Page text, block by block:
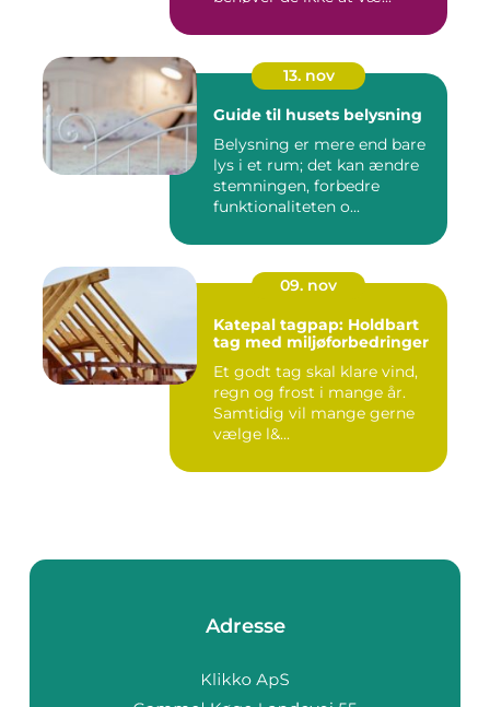
13. nov
Guide til husets belysning
Belysning er mere end bare
lys i et rum; det kan ændre
stemningen, forbedre
funktionaliteten o...
09. nov
Katepal tagpap: Holdbart
tag med miljøforbedringer
Et godt tag skal klare vind,
regn og frost i mange år.
Samtidig vil mange gerne
vælge l&...
Adresse